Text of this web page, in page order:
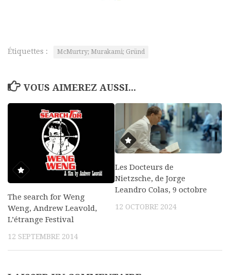
Étiquettes : McMurtry; Murakami; Gründ
VOUS AIMEREZ AUSSI...
The search for Weng
Weng, Andrew Leavold,
L’étrange Festival
12 SEPTEMBRE 2014
Les Docteurs de
Nietzsche, de Jorge
Leandro Colas, 9 octobre
12 OCTOBRE 2024